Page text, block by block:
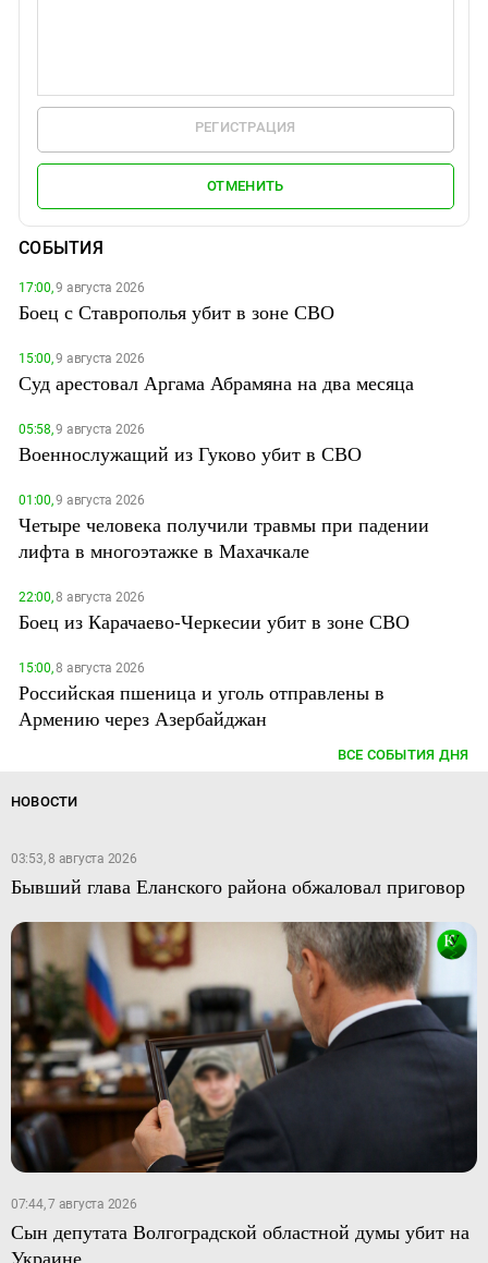
РЕГИСТРАЦИЯ
ОТМЕНИТЬ
СОБЫТИЯ
17:00,9 августа 2026
Боец с Ставрополья убит в зоне СВО
15:00,9 августа 2026
Суд арестовал Аргама Абрамяна на два месяца
05:58,9 августа 2026
Военнослужащий из Гуково убит в СВО
01:00,9 августа 2026
Четыре человека получили травмы при падении
лифта в многоэтажке в Махачкале
22:00,8 августа 2026
Боец из Карачаево-Черкесии убит в зоне СВО
15:00,8 августа 2026
Российская пшеница и уголь отправлены в
Армению через Азербайджан
ВСЕ СОБЫТИЯ ДНЯ
НОВОСТИ
03:53, 8 августа 2026
Бывший глава Еланского района обжаловал приговор
07:44, 7 августа 2026
Сын депутата Волгоградской областной думы убит на